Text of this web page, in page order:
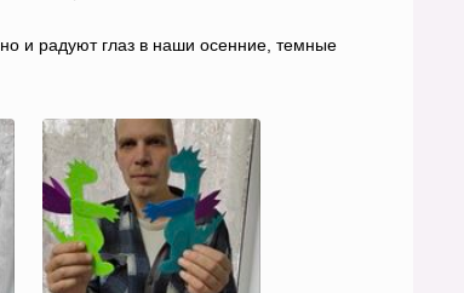
и радуют глаз в наши осенние, темные